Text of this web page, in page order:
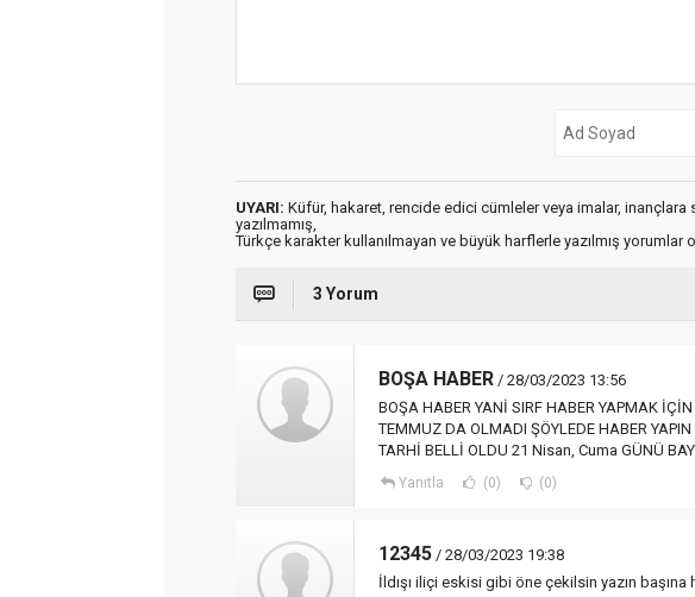
UYARI: Küfür, hakaret, rencide edici cümleler veya imalar, inançlara
yazılmamış,
Türkçe karakter kullanılmayan ve büyük harflerle yazılmış yorumlar
3 Yorum
BOŞA HABER / 28/03/2023 13:56
BOŞA HABER YANİ SIRF HABER YAPMAK
TEMMUZ DA OLMADI ŞÖYLEDE HABER
TARHİ BELLİ OLDU 21 Nisan, Cuma GÜNÜ
Yanıtla (0) (0)
12345 / 28/03/2023 19:38
İldışı iliçi eskisi gibi öne çekilsin yazın başına